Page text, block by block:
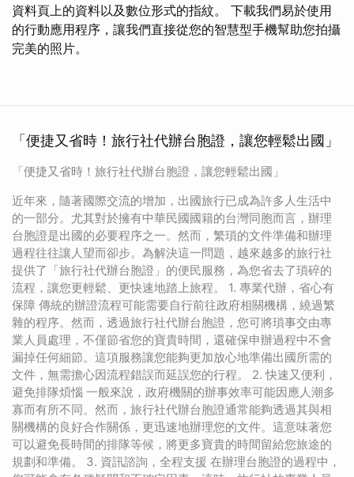
資料頁上的資料以及數位形式的指紋。 下載我們易於使用
的行動應用程序，讓我們直接從您的智慧型手機幫助您拍攝
完美的照片。
「便捷又省時！旅行社代辦台胞證，讓您輕鬆出國」
「便捷又省時！旅行社代辦台胞證，讓您輕鬆出國」
近年來，隨著國際交流的增加，出國旅行已成為許多人生活中
的一部分。尤其對於擁有中華民國國籍的台灣同胞而言，辦理
台胞證是出國的必要程序之一。然而，繁瑣的文件準備和辦理
過程往往讓人望而卻步。為解決這一問題，越來越多的旅行社
提供了「旅行社代辦台胞證」的便民服務，為您省去了瑣碎的
流程，讓您更輕鬆、更快速地踏上旅程。 1. 專業代辦，省心有
保障 傳統的辦證流程可能需要自行前往政府相關機構，繞過繁
雜的程序。然而，透過旅行社代辦台胞證，您可將瑣事交由專
業人員處理，不僅節省您的寶貴時間，還確保申辦過程中不會
漏掉任何細節。這項服務讓您能夠更加放心地準備出國所需的
文件，無需擔心因流程錯誤而延誤您的行程。 2. 快速又便利，
避免排隊煩惱 一般來說，政府機關的辦事效率可能因應人潮多
寡而有所不同。然而，旅行社代辦台胞證通常能夠透過其與相
關機構的良好合作關係，更迅速地辦理您的文件。這意味著您
可以避免長時間的排隊等候，將更多寶貴的時間留給您旅途的
規劃和準備。 3. 資訊諮詢，全程支援 在辦理台胞證的過程中，